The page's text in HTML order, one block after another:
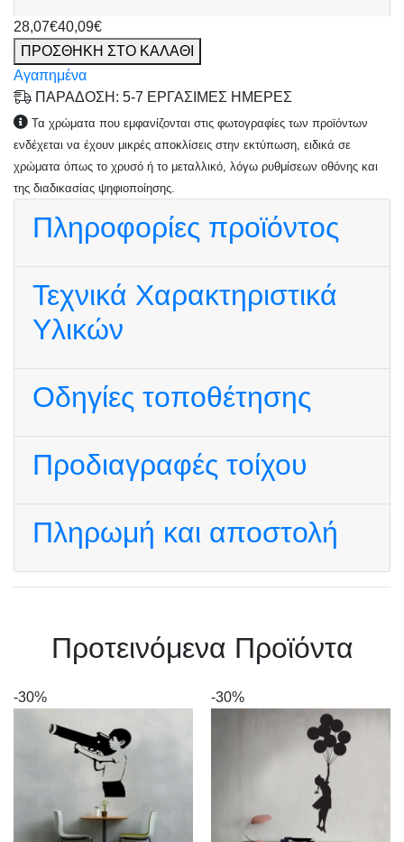
28,07€40,09€
ΠΡΟΣΘΗΚΗ ΣΤΟ ΚΑΛΑΘΙ
Αγαπημένα
ΠΑΡΑΔΟΣΗ: 5-7 ΕΡΓΑΣΙΜΕΣ ΗΜΕΡΕΣ
Τα χρώματα που εμφανίζονται στις φωτογραφίες των προϊόντων
ενδέχεται να έχουν μικρές αποκλίσεις στην εκτύπωση, ειδικά σε
χρώματα όπως το χρυσό ή το μεταλλικό, λόγω ρυθμίσεων οθόνης και
της διαδικασίας ψηφιοποίησης.
Πληροφορίες προϊόντος
Τεχνικά Χαρακτηριστικά
Υλικών
Οδηγίες τοποθέτησης
Προδιαγραφές τοίχου
Πληρωμή και αποστολή
Πρoτεινόμενα Προϊόντα
-30% -30%